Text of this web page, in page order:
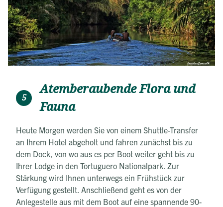
5
Atemberaubende Flora und
Fauna
Heute Morgen werden Sie von einem Shuttle-Transfer
an Ihrem Hotel abgeholt und fahren zunächst bis zu
dem Dock, von wo aus es per Boot weiter geht bis zu
Ihrer Lodge in den Tortuguero Nationalpark. Zur
Stärkung wird Ihnen unterwegs ein Frühstück zur
Verfügung gestellt. Anschließend geht es von der
Anlegestelle aus mit dem Boot auf eine spannende 90-